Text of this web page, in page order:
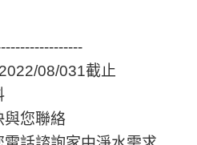
08/031截止
與您聯絡